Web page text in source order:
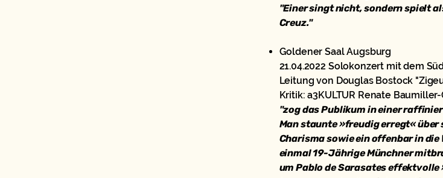
"Einer singt nicht, sondern spielt
Creuz."
Goldener Saal Augsburg
21.04.2022 Solokonzert mit dem
Leitung von Douglas Bostock
Kritik: a3KULTUR Renate
"zog das Publikum in einer
Man staunte »freudig erregt«
Charisma sowie ein offenbar in
einmal 19-Jährige Münchner
um Pablo de Sarasates